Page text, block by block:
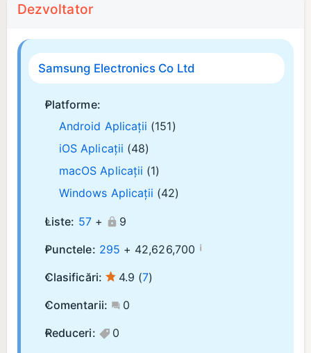
Dezvoltator
Samsung Electronics Co Ltd
Platforme:
Android Aplicații (151)
iOS Aplicații (48)
macOS Aplicații (1)
Windows Aplicații (42)
Liste: 57+
9
Punctele: 295 + 42,626,700 ¡
Clasificări: 4.9 (7)
Comentarii:
0
Reduceri:
0